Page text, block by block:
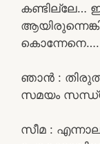
കണ്ടില്ലേ…
കൊന്നേനെ….
ഞാൻ :
സമയം
സീമ :